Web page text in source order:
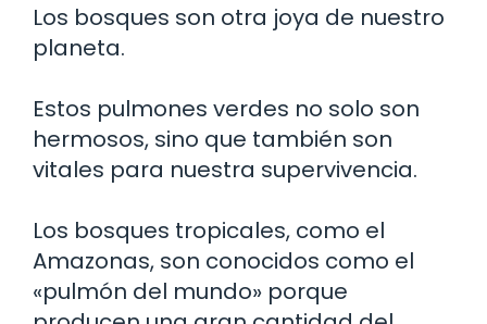
Los bosques son otra joya de nuestro
planeta.
Estos pulmones verdes no solo son
hermosos, sino que también son
vitales para nuestra supervivencia.
Los bosques tropicales, como el
Amazonas, son conocidos como el
«pulmón del mundo» porque